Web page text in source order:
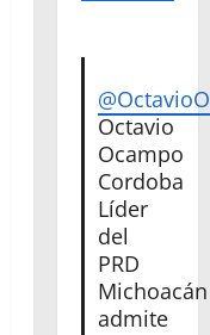
Octavio
Ocampo
Cordoba
Líder
del
PRD
Michoacán
admite